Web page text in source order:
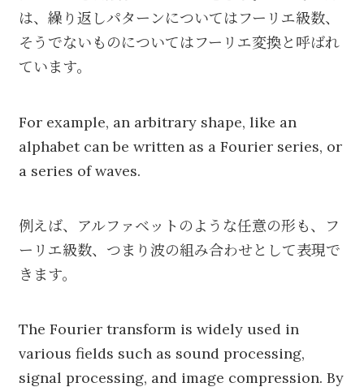
は、繰り返しパターンについてはフーリエ級数、
そうでないものについてはフーリエ変換と呼ばれ
ています。
For example, an arbitrary shape, like an
alphabet can be written as a Fourier series, or
a series of waves.
例えば、アルファベットのような任意の形も、フ
ーリエ級数、つまり波の組み合わせとして表現で
きます。
The Fourier transform is widely used in
various fields such as sound processing,
signal processing, and image compression. By